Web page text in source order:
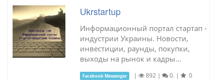
Ukrstartup
Информационный портал стартап -
индустрии Украины. Новости,
инвестиции, раунды, покупки,
выходы на рынок и кадры...
Facebook Messenger | 892 | 0. | 0